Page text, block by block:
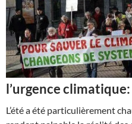
l’urgence climatique:
L’été a été particulièrement